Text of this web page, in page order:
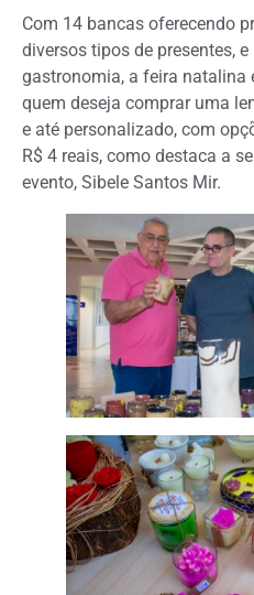
Com 14 bancas oferecendo
diversos tipos de presentes,
gastronomia, a feira natalina
quem deseja comprar uma
e até personalizado, com
R$ 4 reais, como destaca a
evento, Sibele Santos Mir.